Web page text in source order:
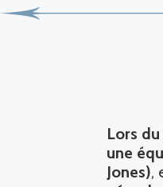
Lors du
une
Jones),